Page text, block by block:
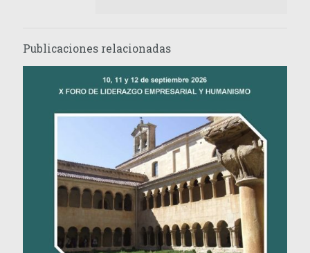
Publicaciones relacionadas